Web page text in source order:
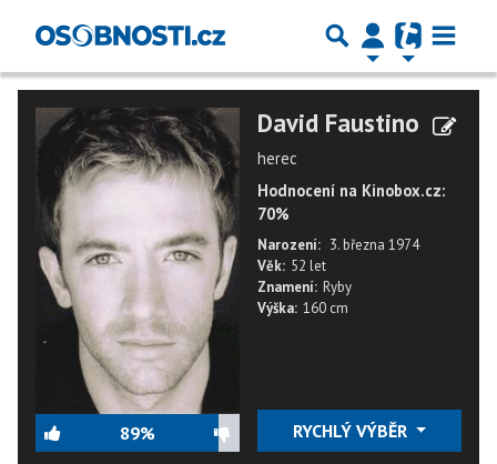
89%
David Faustino
herec
Hodnocení na Kinobox.cz:
70%
Narození: 3. března 1974
Věk: 52 let
Znamení: Ryby
Výška: 160 cm
RYCHLÝ VÝBĚR